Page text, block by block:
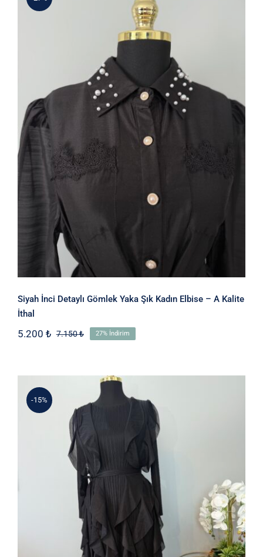
Siyah İnci Detaylı Gömlek Yaka Şık
Kadın Elbise – A Kalite İthal
Siyah İnci Detaylı Gömlek Yaka Şık Kadın Elbise – A Kalite
İthal
7.150₺Orijinal
5.200 ₺
Şu
5.200 ₺.
27% İndirim
-15%
Uzun Kollu Volan Detaylı Kadın Abiye
Elbise